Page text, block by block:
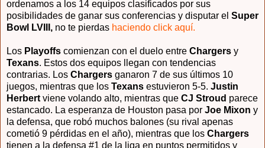
ordenamos a los 14 equipos clasificados por sus
posibilidades de ganar sus conferencias y disputar el Super
Bowl LVIII, no te pierdas haciendo click aquí.
Los Playoffs comienzan con el duelo entre Chargers y
Texans. Estos dos equipos llegan con tendencias
contrarias. Los Chargers ganaron 7 de sus últimos 10
juegos, mientras que los Texans estuvieron 5-5. Justin
Herbert viene volando alto, mientras que CJ Stroud parece
estancado. La esperanza de Houston pasa por Joe Mixon y
la defensa, que robó muchos balones (su rival apenas
cometió 9 pérdidas en el año), mientras que los Chargers
tienen a la defensa #1 de la liga en puntos permitidos y